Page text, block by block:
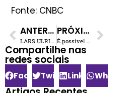
Fonte: CNBC
ANTERIOR
LARS ULRICH do Metallica: “Estar de volta às turnês é incrível!”
PRÓXIMO
É possível aprender a tocar piano sozinho?
Compartilhe nas
redes sociais​
FacebookTwitterLinkedInWhatsApp